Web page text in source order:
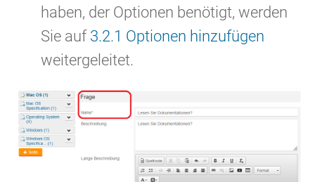
haben, der Optionen benötigt, werden
Sie auf 3.2.1 Optionen hinzufügen
weitergeleitet.